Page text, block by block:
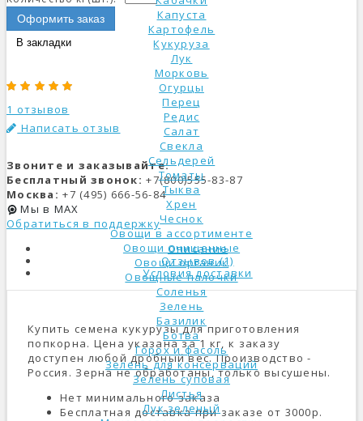
Капуста
Картофель
Кукуруза
Лук
Морковь
Огурцы
Перец
Редис
Салат
Свекла
Сельдерей
Томаты
Тыква
Хрен
Чеснок
Овощи в ассортименте
Овощи очищенные
Овощи органик
Овощные палочки
Соленья
Зелень
Базилик
Ботва
Горох и фасоль
Зелень для консерваций
Зелень суповая
Листья
Лук зеленый
Оформить заказ
В закладки
1 отзывов
Написать отзыв
Звоните и заказывайте:
Бесплатный звонок: +7(800)555-83-87
Москва: +7 (495) 666-56-84
Мы в MAX
Обратиться в поддержку
Описание
Отзывов (1)
Условия доставки
Купить семена кукурузы для приготовления
попкорна. Цена указана за 1 кг, к заказу
доступен любой дробный вес. Производство -
Россия. Зерна не обработаны, только высушены.
Нет минимального заказа
Бесплатная доставка при заказе от 3000р.